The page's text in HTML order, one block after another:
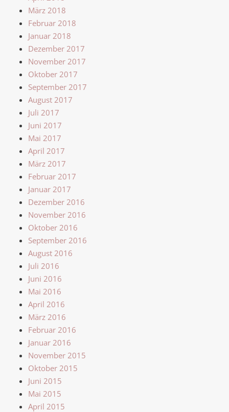
März 2018
Februar 2018
Januar 2018
Dezember 2017
November 2017
Oktober 2017
September 2017
August 2017
Juli 2017
Juni 2017
Mai 2017
April 2017
März 2017
Februar 2017
Januar 2017
Dezember 2016
November 2016
Oktober 2016
September 2016
August 2016
Juli 2016
Juni 2016
Mai 2016
April 2016
März 2016
Februar 2016
Januar 2016
November 2015
Oktober 2015
Juni 2015
Mai 2015
April 2015